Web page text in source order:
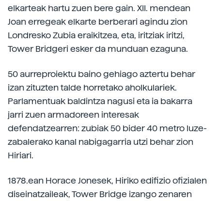
elkarteak hartu zuen bere gain. XII. mendean
Joan erregeak elkarte berberari agindu zion
Londresko Zubia eraikitzea, eta, iritziak iritzi,
Tower Bridgeri esker da munduan ezaguna.
50 aurreproiektu baino gehiago aztertu behar
izan zituzten talde horretako aholkulariek.
Parlamentuak baldintza nagusi eta ia bakarra
jarri zuen armadoreen interesak
defendatzearren: zubiak 50 bider 40 metro luze-
zabalerako kanal nabigagarria utzi behar zion
Hiriari.
1878.ean Horace Jonesek, Hiriko edifizio ofizialen
diseinatzaileak, Tower Bridge izango zenaren